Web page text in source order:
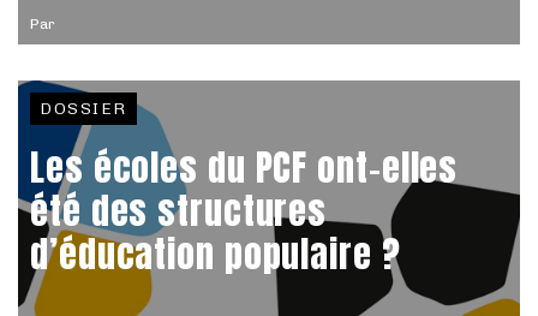
Par
DOSSIER
Les écoles du PCF ont-elles
été des structures
d’éducation populaire ?